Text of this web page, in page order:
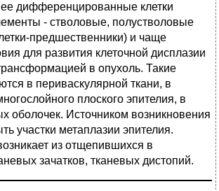
дифференцированные клетки
- стволовые, полустволовые
предшественники) и чаще
для развития клеточной дисплазии
в опухоль. Такие
в периваскулярной ткани, в
плоского эпителия, в
оболочек. Источником возникновения
участки метаплазии эпителия.
из отщепившихся в
зачатков, тканевых дистопий.